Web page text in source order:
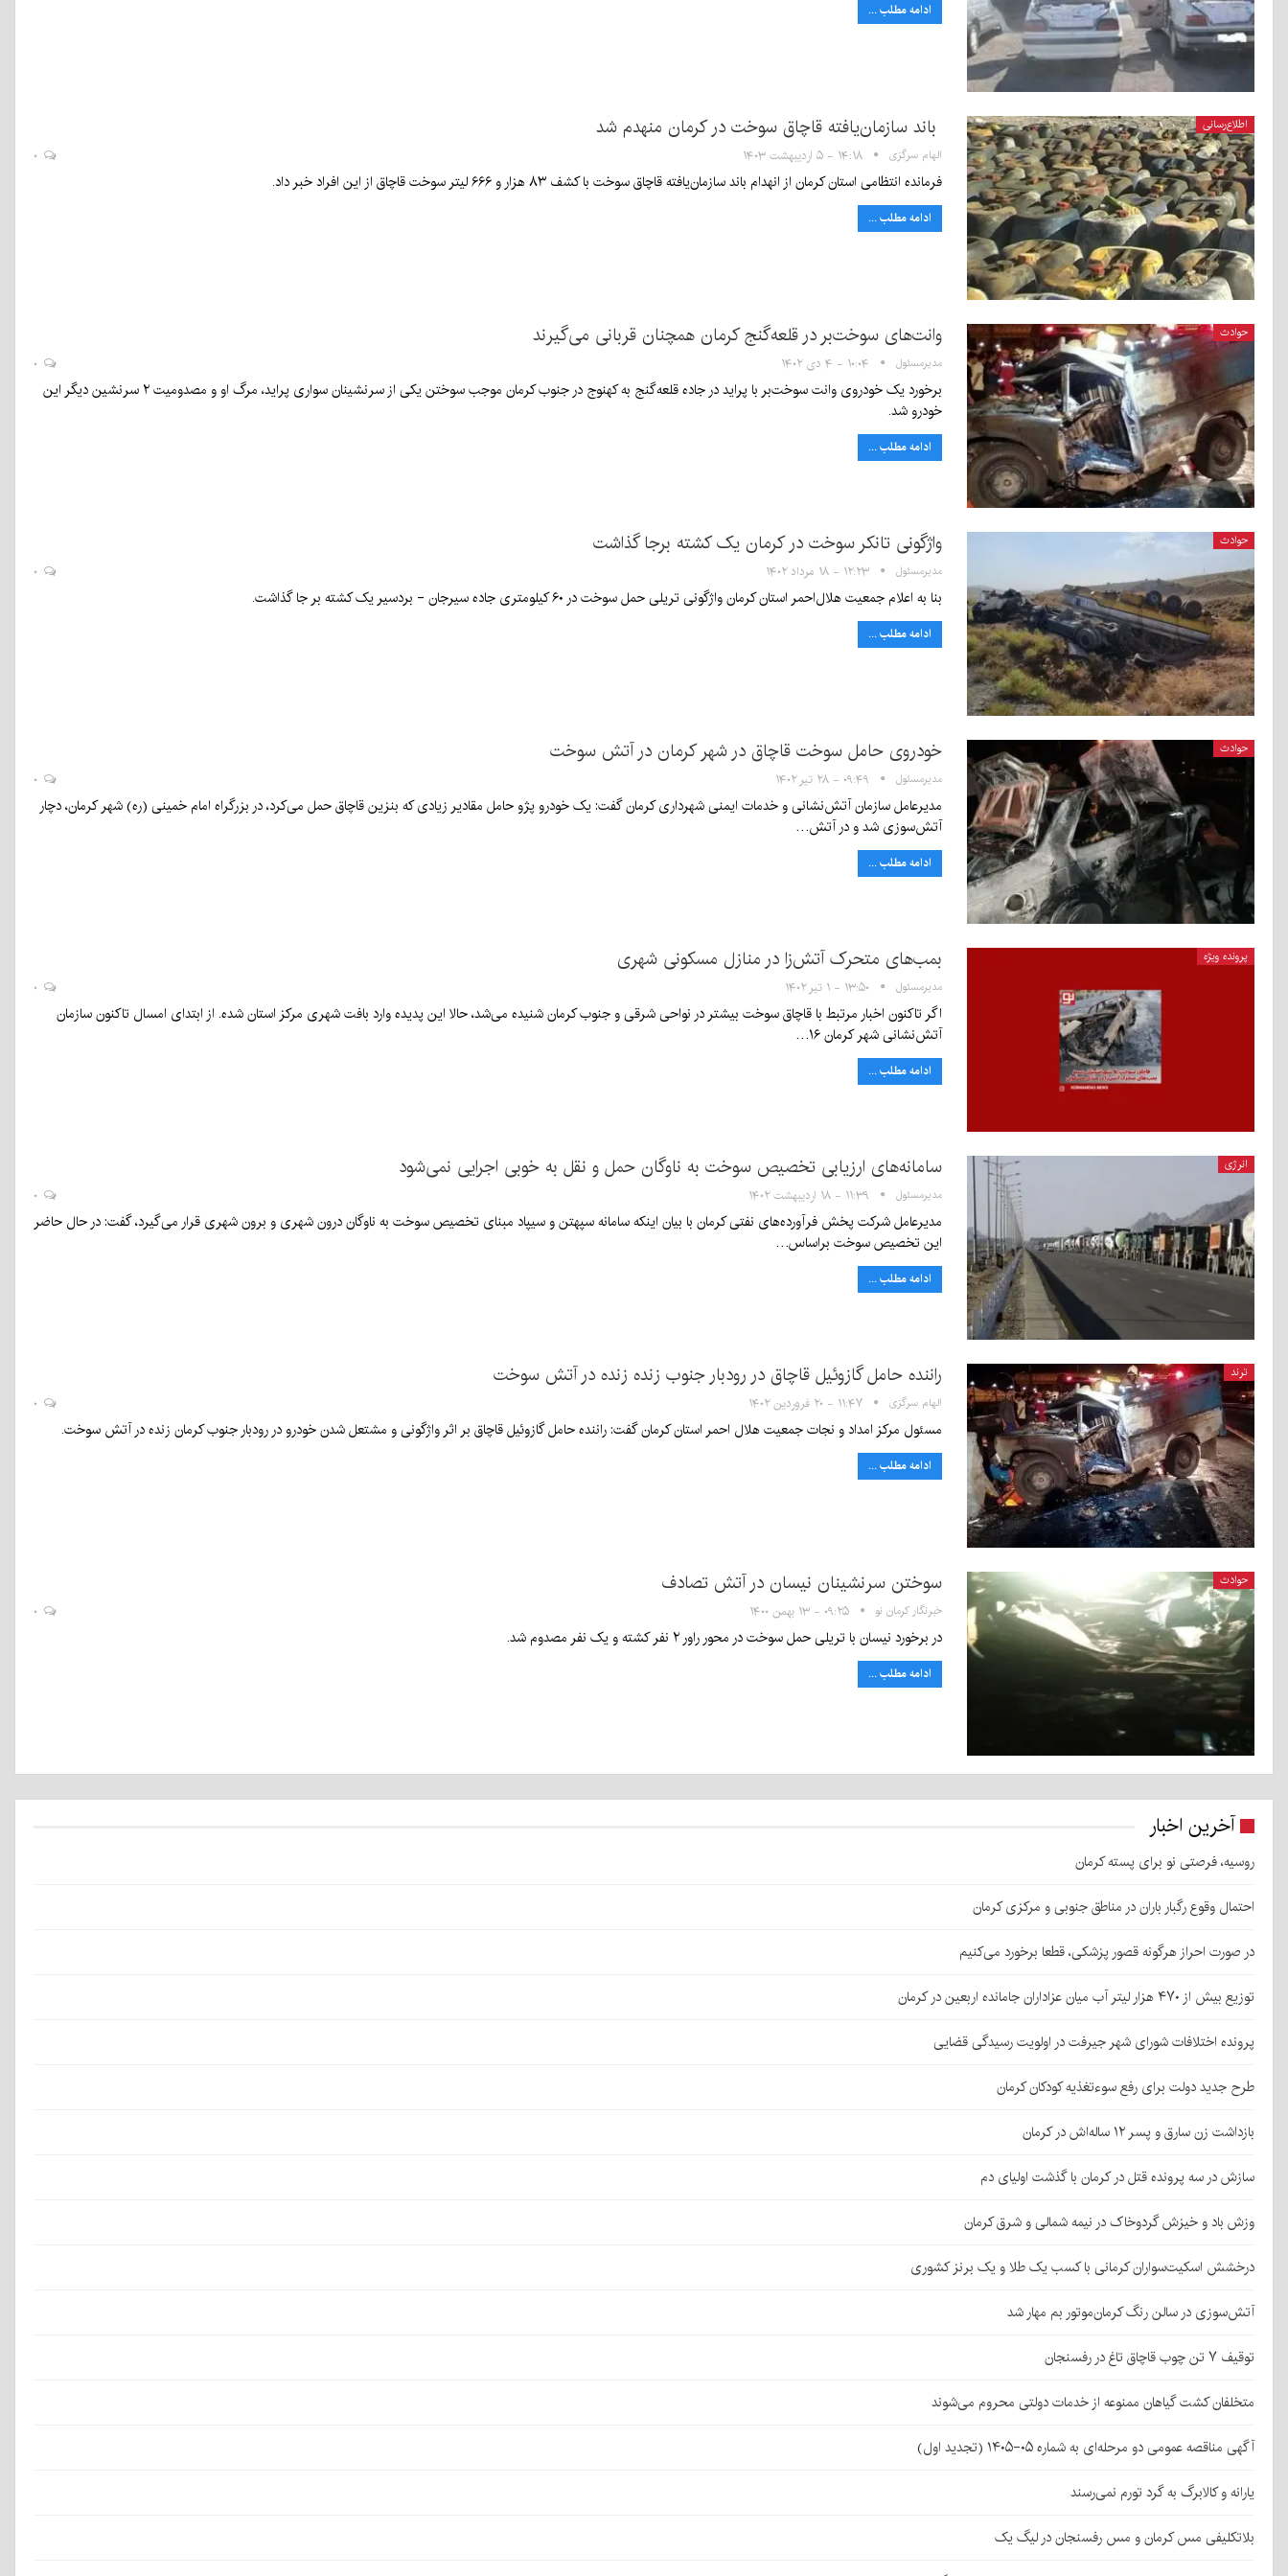
ادامه مطلب ...
اطلاع‌رسانی باند سازمان‌یافته قاچاق سوخت در کرمان منهدم شد
الهام سرگزی ۱۴:۱۸ - ۵ اردیبهشت ۱۴۰۳
فرمانده انتظامی استان کرمان از انهدام باند سازمان‌یافته قاچاق سوخت با کشف ۸۳ هزار و ۶۶۶ لیتر سوخت قاچاق از این افراد خبر داد.
ادامه مطلب ...
حوادث وانت‌های سوخت‌بر در قلعه‌گنج کرمان همچنان قربانی می‌گیرند
مدیرمسئول ۱۰:۰۴ - ۴ دی ۱۴۰۲
برخورد یک خودروی وانت سوخت‌بر با پراید در جاده قلعه‌گنج به کهنوج در جنوب کرمان موجب سوختن یکی از سرنشینان سواری پراید، مرگ او و مصدومیت ۲ سرنشین دیگر این
خودرو شد.
ادامه مطلب ...
حوادث واژگونی تانکر سوخت در کرمان یک کشته برجا گذاشت
مدیرمسئول ۱۲:۲۳ - ۱۸ مرداد ۱۴۰۲
بنا به اعلام جمعیت هلال‌احمر استان کرمان واژگونی تریلی حمل سوخت در ۶۰ کیلومتری جاده سیرجان - بردسیر یک کشته بر جا گذاشت.
ادامه مطلب ...
حوادث خودروی حامل سوخت قاچاق در شهر کرمان در آتش سوخت
مدیرمسئول ۰۹:۴۹ - ۲۸ تیر ۱۴۰۲
مدیرعامل سازمان آتش‌نشانی و خدمات ایمنی شهرداری کرمان گفت: یک خودرو پژو حامل مقادیر زیادی که بنزین قاچاق حمل می‌کرد، در بزرگراه امام خمینی (ره) شهر کرمان، دچار
آتش‌سوزی شد و در آتش…
ادامه مطلب ...
پرونده ویژه بمب‌های متحرک آتش‌زا در منازل مسکونی شهری
مدیرمسئول ۱۳:۵۰ - ۱ تیر ۱۴۰۲
اگر تاکنون اخبار مرتبط با قاچاق سوخت بیشتر در نواحی شرقی و جنوب کرمان شنیده می‌شد، حالا این پدیده وارد بافت شهری مرکز استان شده. از ابتدای امسال تاکنون سازمان
آتش‌نشانی شهر کرمان ۱۶…
ادامه مطلب ...
انرژی سامانه‌های ارزیابی تخصیص سوخت به ناوگان حمل و نقل به خوبی اجرایی نمی‌شود
مدیرمسئول ۱۱:۳۹ - ۱۸ اردیبهشت ۱۴۰۲
مدیرعامل شرکت پخش فرآورده‌های نفتی کرمان با بیان اینکه سامانه سپهتن و سیپاد مبنای تخصیص سوخت به ناوگان درون شهری و برون شهری قرار می‌گیرد، گفت: در حال حاضر
این تخصیص سوخت براساس…
ادامه مطلب ...
ترند راننده حامل گازوئیل قاچاق در رودبار جنوب زنده زنده در آتش سوخت
الهام سرگزی ۱۱:۴۷ - ۲۰ فروردین ۱۴۰۲
مسئول مرکز امداد و نجات جمعیت هلال احمر استان کرمان گفت: راننده حامل گازوئیل قاچاق بر اثر واژگونی و مشتعل شدن خودرو در رودبار جنوب کرمان زنده در آتش سوخت.
ادامه مطلب ...
حوادث سوختن سرنشینان نیسان در آتش تصادف
خبرنگار کرمان نو ۰۹:۲۵ - ۱۳ بهمن ۱۴۰۰
در برخورد نیسان با تریلی حمل سوخت در محور راور ۲ نفر کشته و یک نفر مصدوم شد.
ادامه مطلب ...
آخرین اخبار
روسیه، فرصتی نو برای پسته کرمان
احتمال وقوع رگبار باران در مناطق جنوبی و مرکزی کرمان
در صورت احراز هرگونه قصور پزشکی، قطعا برخورد می‌کنیم
توزیع بیش از ۴۷۰ هزار لیتر آب میان عزاداران جامانده اربعین در کرمان
پرونده اختلافات شورای شهر جیرفت در اولویت رسیدگی قضایی
طرح جدید دولت برای رفع سوءتغذیه کودکان کرمان
بازداشت زن سارق و پسر ۱۲ ساله‌اش در کرمان
سازش در سه پرونده قتل در کرمان با گذشت اولیای دم
وزش باد و خیزش گردوخاک در نیمه شمالی و شرق کرمان
درخشش اسکیت‌سواران کرمانی با کسب یک طلا و یک برنز کشوری
آتش‌سوزی در سالن رنگ کرمان‌موتور بم مهار شد
توقیف ۷ تن چوب قاچاق تاغ در رفسنجان
متخلفان کشت گیاهان ممنوعه از خدمات دولتی محروم می‌شوند
آگهی مناقصه عمومی دو مرحله‌ای به شماره ۰۵-۱۴۰۵ (تجدید اول)
یارانه و کالابرگ به گرد تورم نمی‌رسند
بلاتکلیفی مس کرمان و مس رفسنجان در لیگ یک